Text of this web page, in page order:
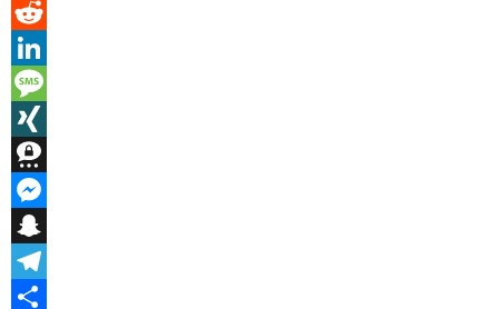
Pinterest
Reddit
LinkedIn
Message
XING
Threema
Messenger
Snapchat
Telegram